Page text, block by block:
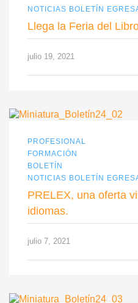
NOTICIAS BOLETÍN
Llega la Feria del
julio 19, 2021
PROFESIONAL
FORMACIÓN
BOLETÍN
NOTICIAS BOLETÍN
PRELEX, una oferta
idiomas.
julio 7, 2021